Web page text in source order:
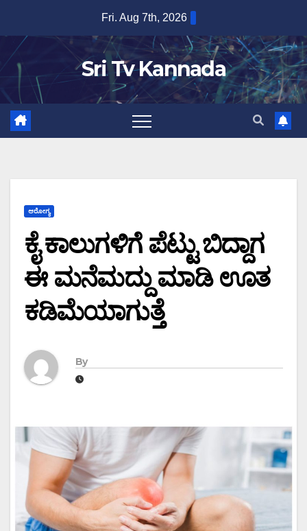
content
Fri. Aug 7th, 2026
Sri Tv Kannada
ಆರೋಗ್ಯ
ಕೈ ಕಾಲುಗಳಿಗೆ ಪೆಟ್ಟು ಬಿದ್ದಾಗ
ಈ ಮನೆಮದ್ದು ಮಾಡಿ ಊತ
ಕಡಿಮೆಯಾಗುತ್ತೆ
By